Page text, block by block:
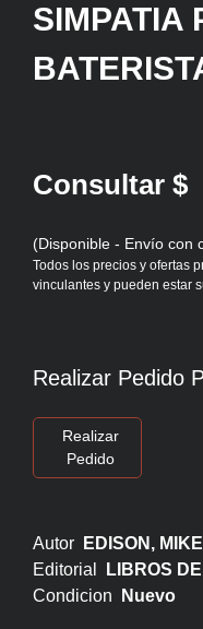
SIMPATIA
Consultar $
(Disponible - Envío con
Todos los precios y ofertas
vinculantes y pueden estar
Realizar Pedido
Realizar
Pedido
Autor
EDISON, MIKE
Editorial
LIBROS
Condicion
Nuevo